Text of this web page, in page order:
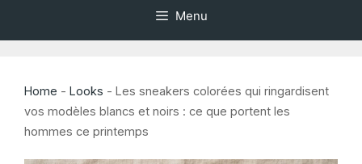
Menu
Home - Looks - Les sneakers colorées qui ringardisent
vos modèles blancs et noirs : ce que portent les
hommes ce printemps